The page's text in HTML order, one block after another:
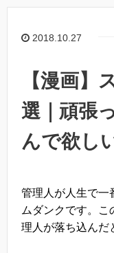
b
o
k
2018.10.27
【漫画】
選｜頑張
んで欲し
管理人が人生で一
ムダンクです。こ
理人が落ち込んだ